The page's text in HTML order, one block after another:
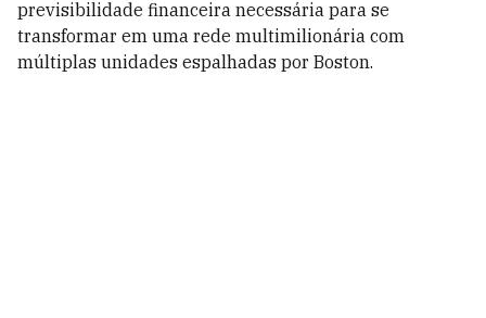
previsibilidade financeira necessária para se
transformar em uma rede multimilionária com
múltiplas unidades espalhadas por Boston.